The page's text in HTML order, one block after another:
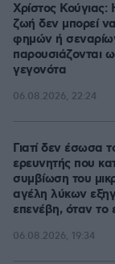
Χρίστος
ζωή δεν μπορεί να
φημών ή
παρουσιάζονται
γεγονότα
06.08.2026, 22:24
Γιατί δεν έσωσα
ερευνητής που
συμβίωση του
αγέλη λύκων
επενέβη, όταν το
06.08.2026, 19:34